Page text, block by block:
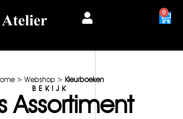
0
> Webshop > Kleurboeken
BEKIJK
Assortiment